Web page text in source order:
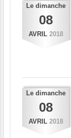
Le dimanche
08
AVRIL 2018
Le dimanche
08
AVRIL 2018